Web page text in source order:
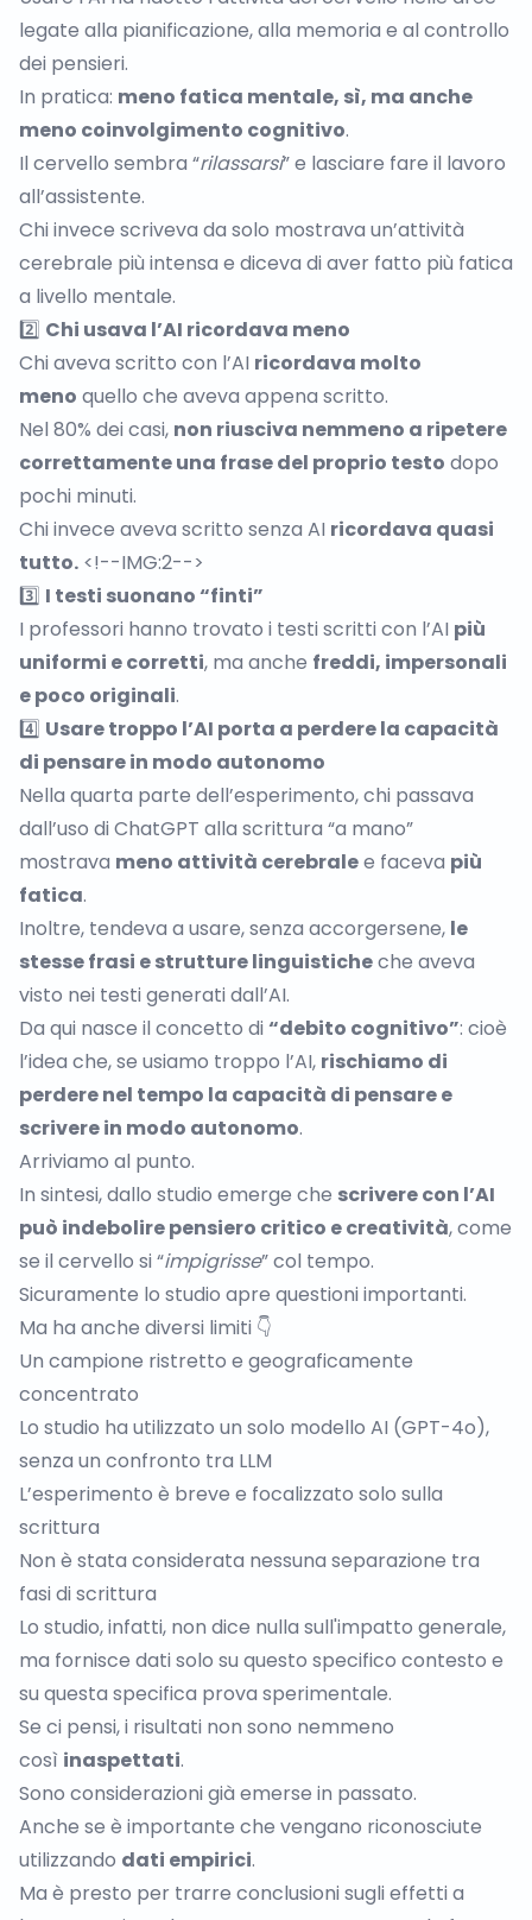
legate alla pianificazione, alla memoria e al controllo
dei pensieri.
In pratica: meno fatica mentale, sì, ma anche
meno coinvolgimento cognitivo.
Il cervello sembra “rilassarsi” e lasciare fare il lavoro
all’assistente.
Chi invece scriveva da solo mostrava un’attività
cerebrale più intensa e diceva di aver fatto più fatica
a livello mentale.
2️⃣ Chi usava l’AI ricordava meno
Chi aveva scritto con l’AI ricordava molto
meno quello che aveva appena scritto.
Nel 80% dei casi, non riusciva nemmeno a ripetere
correttamente una frase del proprio testo dopo
pochi minuti.
Chi invece aveva scritto senza AI ricordava quasi
tutto. <!--IMG:2-->
3️⃣ I testi suonano “finti”
I professori hanno trovato i testi scritti con l’AI più
uniformi e corretti, ma anche freddi, impersonali
e poco originali.
4️⃣ Usare troppo l’AI porta a perdere la capacità
di pensare in modo autonomo
Nella quarta parte dell’esperimento, chi passava
dall’uso di ChatGPT alla scrittura “a mano”
mostrava meno attività cerebralee faceva più
fatica.
Inoltre, tendeva a usare, senza accorgersene, le
stesse frasi e strutture linguisticheche aveva
visto nei testi generati dall’AI.
Da qui nasce il concetto di “debito cognitivo”: cioè
l’idea che, se usiamo troppo l’AI, rischiamo di
perdere nel tempo la capacità di pensare e
scrivere in modo autonomo.
Arriviamo al punto.
In sintesi, dallo studio emerge che scrivere con l’AI
può indebolire pensiero critico e creatività, come
se il cervello si “impigrisse” col tempo.
Sicuramente lo studio apre questioni importanti.
Ma ha anche diversi limiti 👇
Un campione ristretto e geograficamente
concentrato
Lo studio ha utilizzato un solo modello AI (GPT-4o),
senza un confronto tra LLM
L’esperimento è breve e focalizzato solo sulla
scrittura
Non è stata considerata nessuna separazione tra
fasi di scrittura
Lo studio, infatti, non dice nulla sull'impatto generale,
ma fornisce dati solo su questo specifico contesto e
su questa specifica prova sperimentale.
Se ci pensi, i risultati non sono nemmeno
così inaspettati.
Sono considerazioni già emerse in passato.
Anche se è importante che vengano riconosciute
utilizzando dati empirici.
Ma è presto per trarre conclusioni sugli effetti a